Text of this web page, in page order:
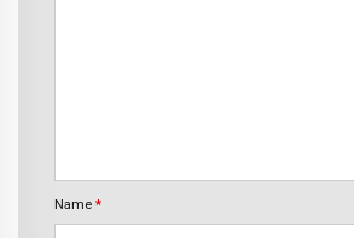
Name *